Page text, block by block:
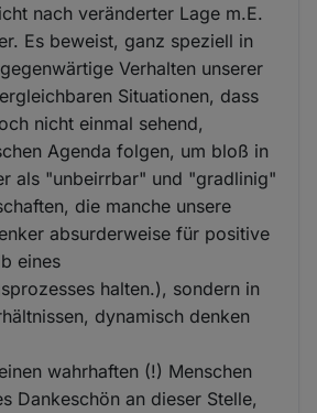
nach veränderter Lage m.E.
Es beweist, ganz speziell in
Verhalten unserer
Situationen, dass
nicht einmal sehend,
Agenda folgen, um bloß in
als "unbeirrbar" und "gradlinig"
die manche unsere
absurderweise für positive
eines
halten.), sondern in
dynamisch denken
wahrhaften (!) Menschen
Dankeschön an dieser Stelle,